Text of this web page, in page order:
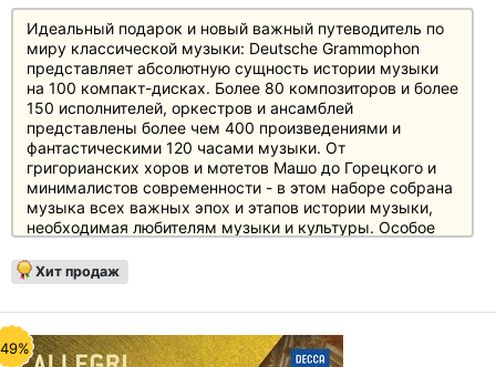
Идеальный подарок и новый важный путеводитель по
миру классической музыки: Deutsche Grammophon
представляет абсолютную сущность истории музыки
на 100 компакт-дисках. Более 80 композиторов и более
150 исполнителей, оркестров и ансамблей
представлены более чем 400 произведениями и
фантастическими 120 часами музыки. От
григорианских хоров и мотетов Машо до Горецкого и
минималистов современности - в этом наборе собрана
музыка всех важных эпох и этапов истории музыки,
необходимая любителям музыки и культуры. Особое
классиками и романтиками, а также XX веку, который
представлен в боксе не менее чем 20 дисками.
полноцветный буклет с новым эссе британского автора
и музыкального критика Джереми Николаса, а также
Хит продаж